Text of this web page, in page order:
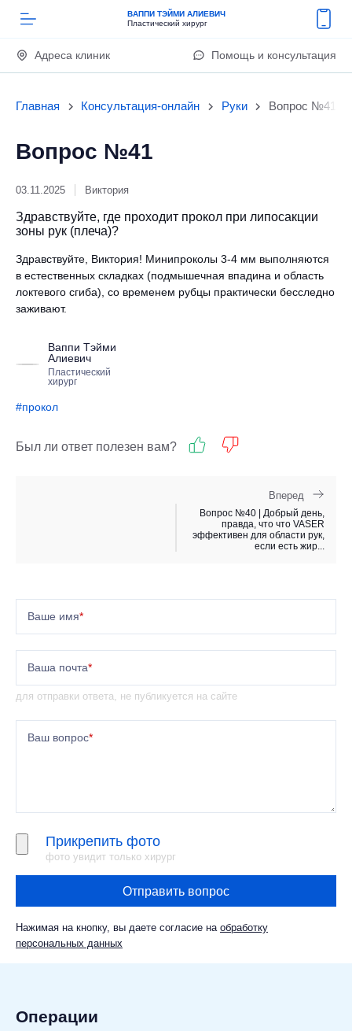
ВАППИ ТЭЙМИ АЛИЕВИЧ
Пластический хирург
Адреса клиник Помощь и консультация
Главная Консультация-онлайн Руки Вопрос №41
Вопрос №41
03.11.2025 Виктория
Здравствуйте, где проходит прокол при липосакции
зоны рук (плеча)?
Здравствуйте, Виктория! Минипроколы 3-4 мм выполняются
в естественных складках (подмышечная впадина и область
локтевого сгиба), со временем рубцы практически бесследно
заживают.
Ваппи Тэйми
Алиевич
Пластический
хирург
#прокол
Был ли ответ полезен вам?
Вперед
Вопрос №40 | Добрый день,
правда, что что VASER
эффективен для области рук,
если есть жир...
Ваше имя*
Ваша почта*
для отправки ответа, не публикуется на сайте
Ваш вопрос*
Прикрепить фото
фото увидит только хирург
Отправить вопрос
Нажимая на кнопку, вы даете согласие на обработку
персональных данных
Операции